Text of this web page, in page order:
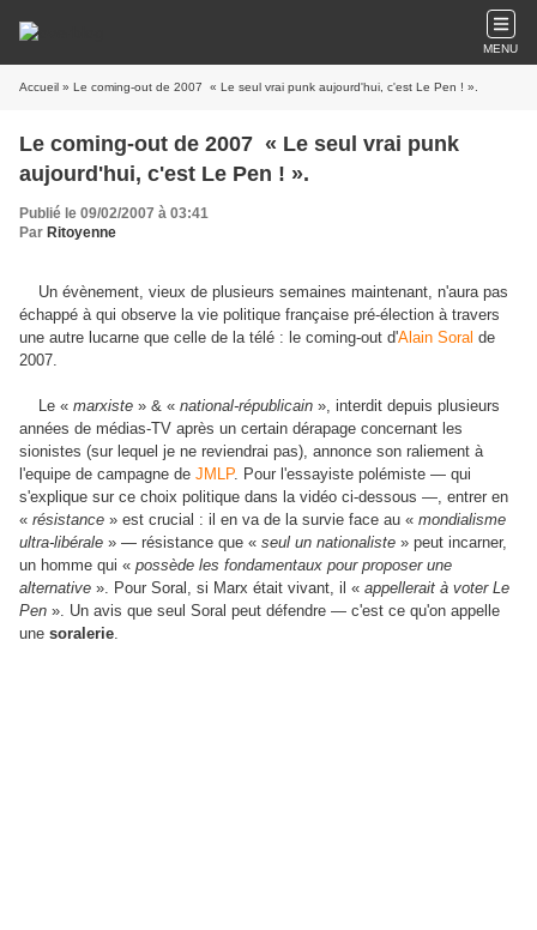
MENU
Accueil » Le coming-out de 2007  « Le seul vrai punk aujourd'hui, c'est Le Pen ! ».
Le coming-out de 2007  « Le seul vrai punk
aujourd'hui, c'est Le Pen ! ».
Publié le 09/02/2007 à 03:41
Par Ritoyenne
Un évènement, vieux de plusieurs semaines maintenant, n'aura pas
échappé à qui observe la vie politique française pré-élection à travers
une autre lucarne que celle de la télé : le coming-out d'Alain Soral de
2007.
Le « marxiste » & « national-républicain », interdit depuis plusieurs
années de médias-TV après un certain dérapage concernant les
sionistes (sur lequel je ne reviendrai pas), annonce son raliement à
l'equipe de campagne de JMLP. Pour l'essayiste polémiste — qui
s'explique sur ce choix politique dans la vidéo ci-dessous —, entrer en
« résistance » est crucial : il en va de la survie face au « mondialisme
ultra-libérale » — résistance que « seul un nationaliste » peut incarner,
un homme qui « possède les fondamentaux pour proposer une
alternative ». Pour Soral, si Marx était vivant, il « appellerait à voter Le
Pen ». Un avis que seul Soral peut défendre — c'est ce qu'on appelle
une soralerie.